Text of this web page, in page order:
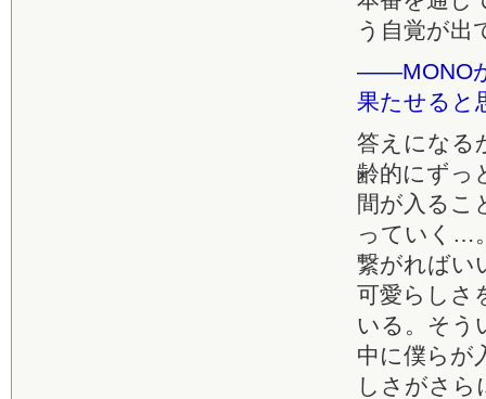
う自覚が出
――MONO
果たせると
答えになる
齢的にずっ
間が入るこ
っていく…
繋がればい
可愛らしさ
いる。そう
中に僕らが
しさがさら